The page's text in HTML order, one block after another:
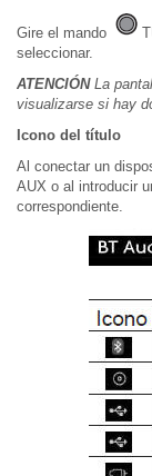
Gire el mando
seleccionar.
ATENCIÓNLa
visualizarse si hay
Icono del título
Al conectar un
AUX o al introducir
correspondiente.